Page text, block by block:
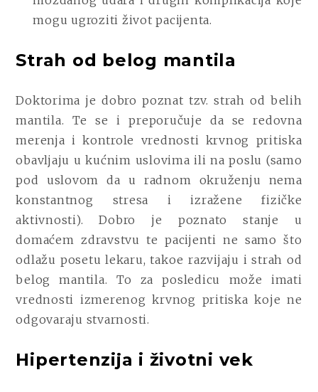
mogu ugroziti život pacijenta.
Strah od belog mantila
Doktorima je dobro poznat tzv. strah od belih
mantila. Te se i preporučuje da se redovna
merenja i kontrole vrednosti krvnog pritiska
obavljaju u kućnim uslovima ili na poslu (samo
pod uslovom da u radnom okruženju nema
konstantnog stresa i izražene fizičke
aktivnosti). Dobro je poznato stanje u
domaćem zdravstvu te pacijenti ne samo što
odlažu posetu lekaru, takoe razvijaju i strah od
belog mantila. To za posledicu može imati
vrednosti izmerenog krvnog pritiska koje ne
odgovaraju stvarnosti.
Hipertenzija i životni vek